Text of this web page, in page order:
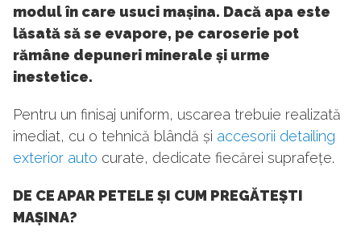
modul în care usuci mașina. Dacă apa este
lăsată să se evapore, pe caroserie pot
rămâne depuneri minerale și urme
inestetice.
Pentru un finisaj uniform, uscarea trebuie realizată
imediat, cu o tehnică blândă și accesorii detailing
exterior auto curate, dedicate fiecărei suprafețe.
DE CE APAR PETELE ȘI CUM PREGĂTEȘTI
MAȘINA?